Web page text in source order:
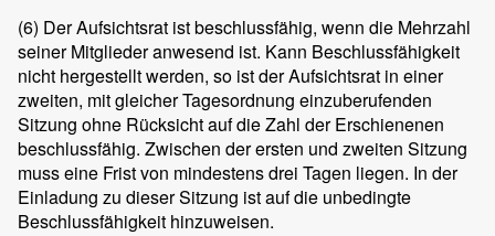
(6) Der Aufsichtsrat ist beschlussfähig, wenn die Mehrzahl
seiner Mitglieder anwesend ist. Kann Beschlussfähigkeit
nicht hergestellt werden, so ist der Aufsichtsrat in einer
zweiten, mit gleicher Tagesordnung einzuberufenden
Sitzung ohne Rücksicht auf die Zahl der Erschienenen
beschlussfähig. Zwischen der ersten und zweiten Sitzung
muss eine Frist von mindestens drei Tagen liegen. In der
Einladung zu dieser Sitzung ist auf die unbedingte
Beschlussfähigkeit hinzuweisen.